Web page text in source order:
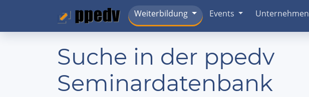
Weiterbildung Events Unternehmen
Suche in der ppedv
Seminardatenbank